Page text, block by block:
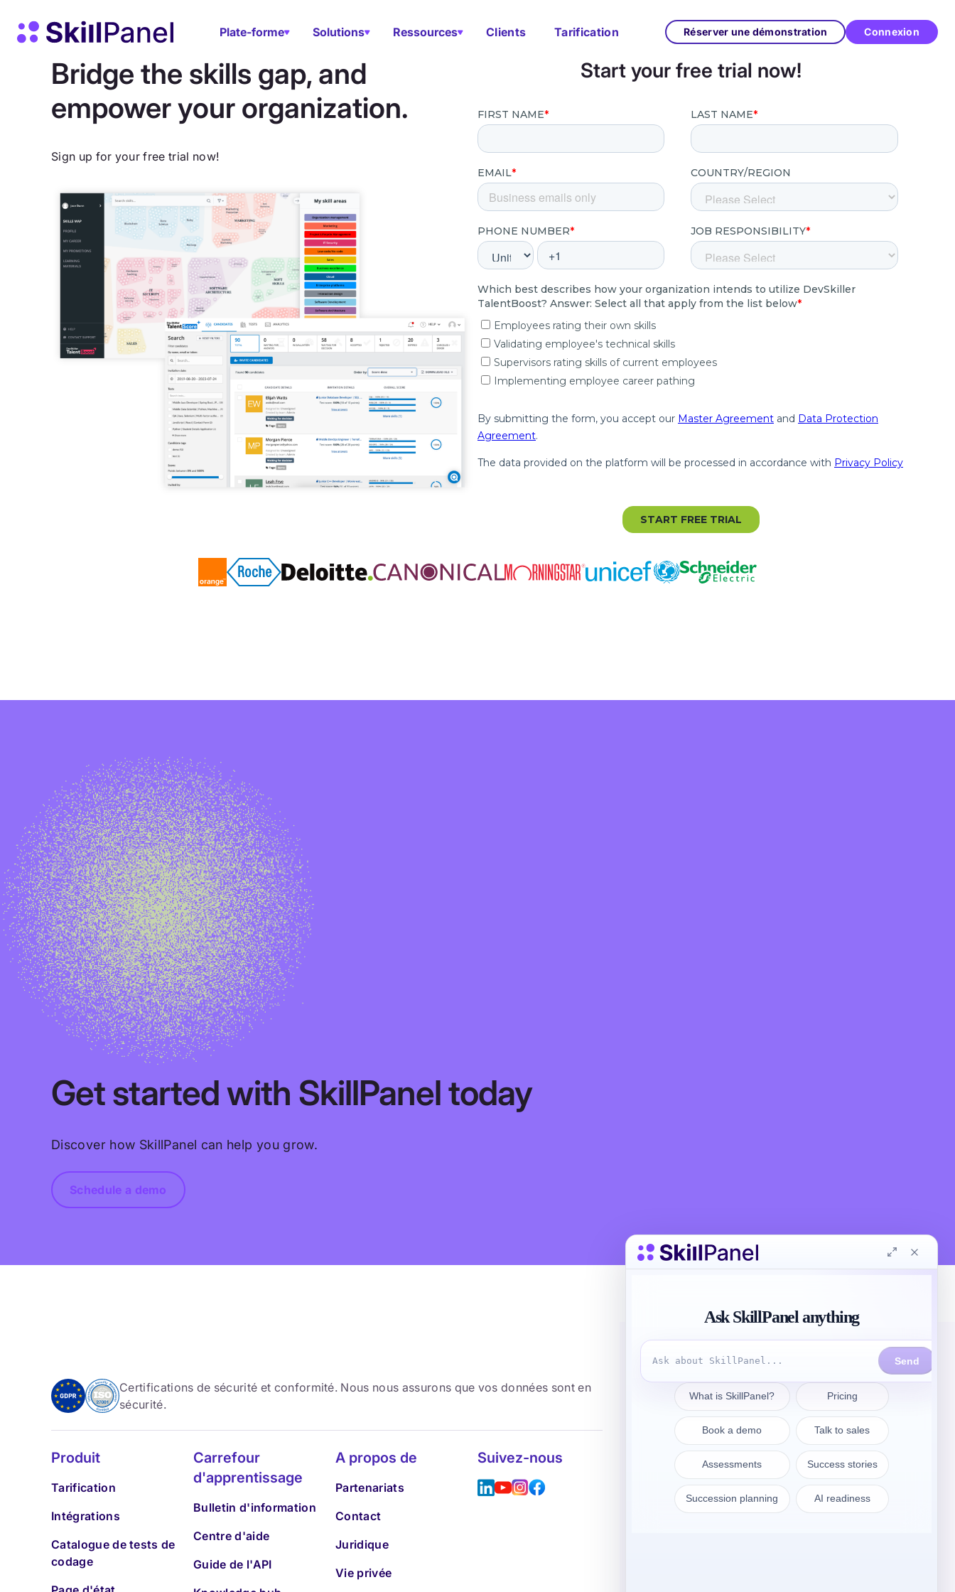
Skip to content
Page d'accueil de SkillPanel
Plate-forme Solutions Ressources Clients Tarification Réserver une démonstration Connexion
Bridge the skills gap, and
empower your organization.
Sign up for your free trial now!
Start your free trial now!
Get started with SkillPaneltoday
Discover how SkillPanel can help you grow.
Schedule a demo
Certifications de sécurité et conformité. Nous nous assurons que vos données sont en
sécurité.
Produit
Tarification
Intégrations
Catalogue de tests de
codage
Carrefour
d'apprentissage
Bulletin d'information
Centre d'aide
Guide de l'API
A propos de
Partenariats
Contact
Juridique
Vie privée
Suivez-nous Prendre contact
sales@skillpanel.com
Adressez-vous au service des